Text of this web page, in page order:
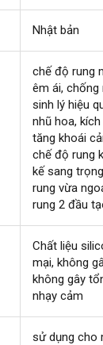
Nhật bản
chế độ rung
êm áihàng
nhái
, chống
sinh lý hiệu
nhũ hoahàng
giả
,
tăng khoái
chế độ rung
kế sang trọng
rung vừa
rung 2 đầu
Chất liệu
mạihướng
dẫn
, không
không gây
nhạy cảm
sử dụng cho